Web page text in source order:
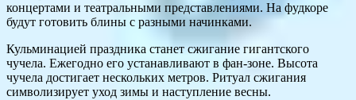
концертами и театральными представлениями. На фудкоре
будут готовить блины с разными начинками.
Кульминацией праздника станет сжигание гигантского
чучела. Ежегодно его устанавливают в фан-зоне. Высота
чучела достигает нескольких метров. Ритуал сжигания
символизирует уход зимы и наступление весны.